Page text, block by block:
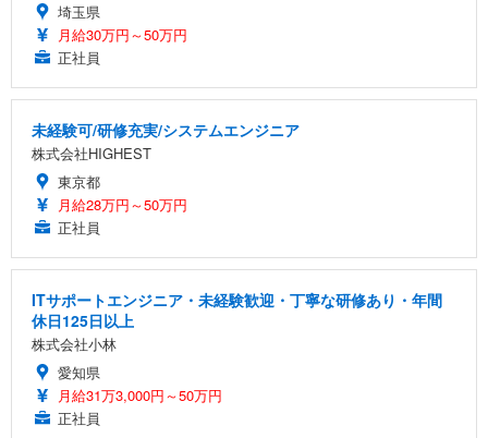
埼玉県
月給30万円～50万円
正社員
未経験可/研修充実/システムエンジニア
株式会社HIGHEST
東京都
月給28万円～50万円
正社員
ITサポートエンジニア・未経験歓迎・丁寧な研修あり・年間
休日125日以上
株式会社小林
愛知県
月給31万3,000円～50万円
正社員